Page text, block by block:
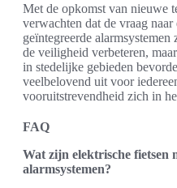
Met de opkomst van nieuwe
verwachten dat de vraag
geïntegreerde
de veiligheid verbeteren,
in stedelijke gebieden
veelbelovend uit voor
vooruitstrevendheid zich in
FAQ
Wat zijn elektrische fietsen
alarmsystemen?